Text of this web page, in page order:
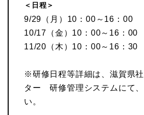
＜日程＞
9/29（月）10：00～16：00
10/17（金）10：00～16：00
11/20（木）10：00～16：30
※研修日程等詳細は、滋賀県
ター 研修管理システムにて、
い。